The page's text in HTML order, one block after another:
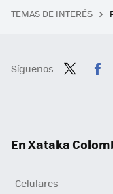
TEMAS DE INTERÉS
Síguenos
En Xataka
Celulares